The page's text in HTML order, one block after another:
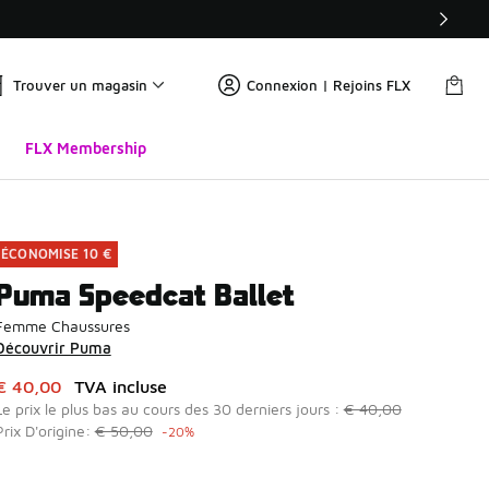
Trouver un magasin Connexion | Rejoins FLX
FLX Membership
ÉCONOMISE 10 €
Speedcat Ballet
Chaussures
Puma
article est en promotion. Prix en baisse de à € 40,00
40,00 TVA incluse
prix le plus bas au cours des 30 derniers jours :€ 40,00
D'origine:€ 50,00 -20%